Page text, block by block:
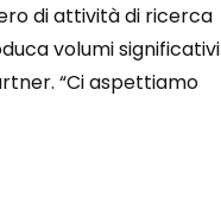
di attività di ricerca
volumi significativi
“Ci aspettiamo